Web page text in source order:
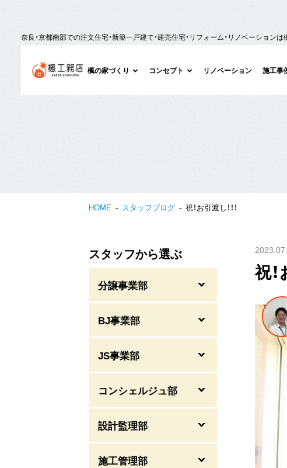
奈良・京都南部での注文住宅・新築一戸建て・建売住宅・リフォーム・リノベーション
楓の家づくり コンセプト リノベーション 施工事
HOME スタッフブログ 祝！お引渡し！！！
祝！
スタッフから選ぶ
分譲事業部
BJ事業部
JS事業部
コンシェルジュ部
設計監理部
施工管理部